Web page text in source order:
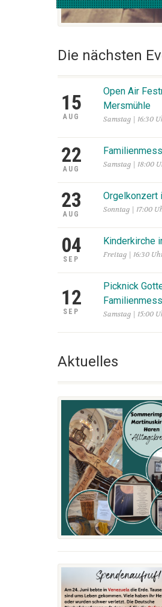
Die nächsten
15
AUG
Open Air
Mersmühle
Samstag | 16:30
22
AUG
Samstag | 18:00
23
AUG
Orgelkonzert
Sonntag | 17:00
04
SEP
Kinderkirche
Freitag | 16:30
12
SEP
Picknick
Samstag | 15:00
Aktuelles